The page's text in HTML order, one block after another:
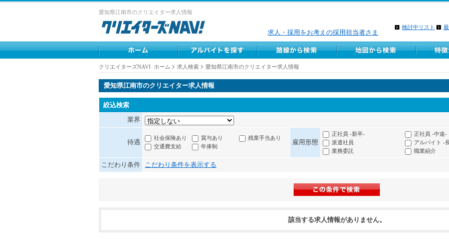
愛知県江南市のクリエイター求人情報
検討中リスト
求人・採用をお考えの採用担当者さま
クリエイターズNAVI ホーム 求人検索 愛知県江南市のクリエイター求人情報
愛知県江南市のクリエイター求人情報
絞込検索
業界
待遇
社会保険あり 賞与あり
残業手当あり
交通費支給
年俸制
雇用形態
正社員 -新卒- 正社員 -中途-
派遣社員
アルバイト -
業務委託
職業紹介
こだわり条件 こだわり条件を表示する
該当する求人情報がありません。